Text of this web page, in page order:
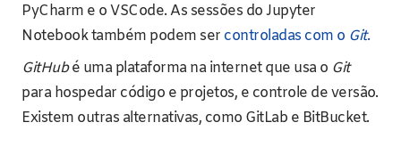
PyCharm e o VSCode. As sessões do Jupyter
Notebook também podem ser controladas com o Git.
GitHubé uma plataforma na internet que usa o Git
para hospedar código e projetos, e controle de versão.
Existem outras alternativas, como GitLab e BitBucket.